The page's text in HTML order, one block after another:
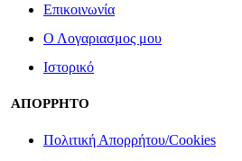
Επικοινωνία
Ο Λογαριασμος μου
Ιστορικό
ΑΠΟΡΡΗΤΟ
Πολιτική Απορρήτου/Cookies